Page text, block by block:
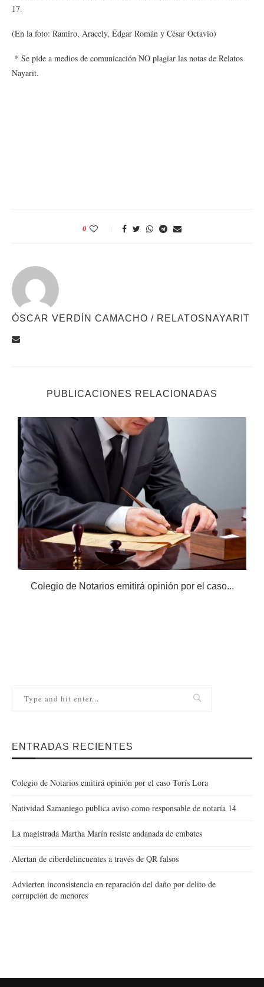
17.
(En la foto: Ramiro, Aracely, Édgar Román y César Octavio)
* Se pide a medios de comunicación NO plagiar las notas de Relatos
Nayarit.
0
ÓSCAR VERDÍN CAMACHO / RELATOSNAYARIT
PUBLICACIONES RELACIONADAS
Colegio de Notarios emitirá opinión por el caso...
ENTRADAS RECIENTES
Colegio de Notarios emitirá opinión por el caso Torís Lora
Natividad Samaniego publica aviso como responsable de notaría 14
La magistrada Martha Marín resiste andanada de embates
Alertan de ciberdelincuentes a través de QR falsos
Advierten inconsistencia en reparación del daño por delito de
corrupción de menores